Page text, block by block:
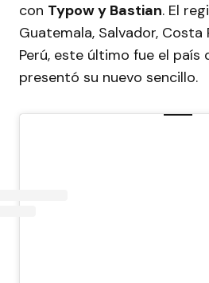
con Typow y Bastian. El
Guatemala, Salvador, Costa
Perú, este último fue el
presentó su nuevo sencillo.